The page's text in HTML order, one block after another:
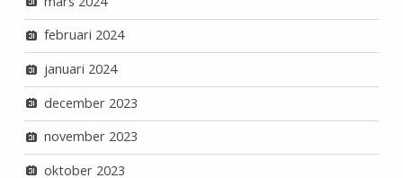
februari 2024
januari 2024
december 2023
november 2023
oktober 2023